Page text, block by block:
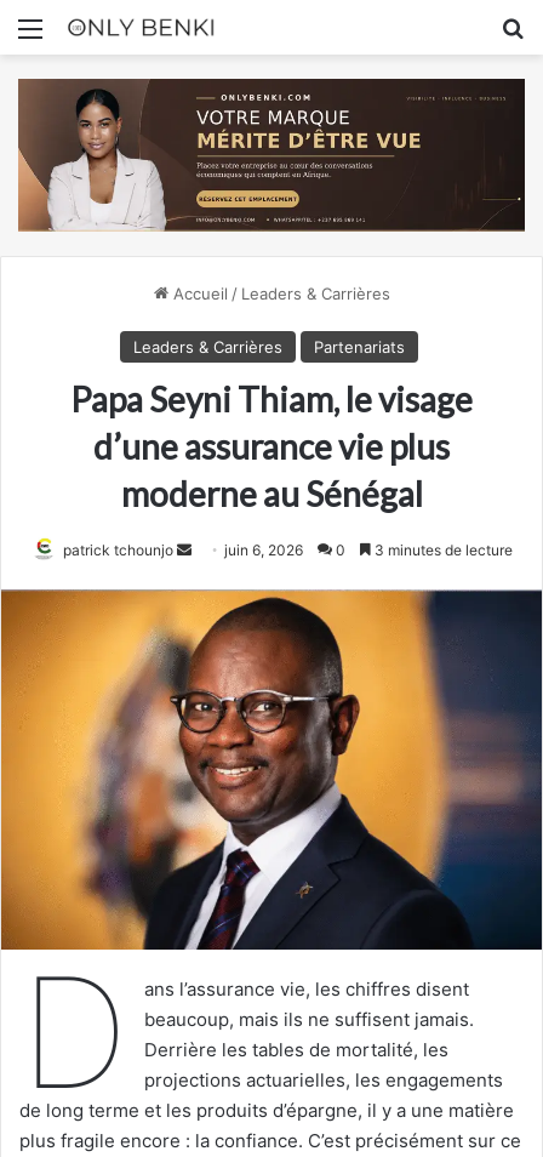
Menu
Accueil / Leaders & Carrières
Leaders & Carrières Partenariats
Papa Seyni Thiam, le visage
d’une assurance vie plus
moderne au Sénégal
patrick tchounjo
Envoyer
courriel
juin 6, 2026 0 3 minutes de lecture
D
ans l’assurance vie, les chiffres disent
beaucoup, mais ils ne suffisent jamais.
Derrière les tables de mortalité, les
projections actuarielles, les engagements
de long terme et les produits d’épargne, il y a une matière
plus fragile encore : la confiance. C’est précisément sur ce